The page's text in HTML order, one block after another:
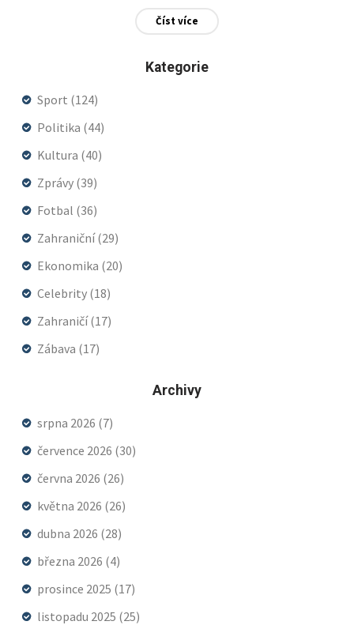
Číst více
Kategorie
Sport (124)
Politika (44)
Kultura (40)
Zprávy (39)
Fotbal (36)
Zahraniční(29)
Ekonomika (20)
Celebrity (18)
Zahraničí(17)
Zábava (17)
Archivy
srpna 2026 (7)
července 2026 (30)
června 2026 (26)
května 2026 (26)
dubna 2026 (28)
března 2026 (4)
prosince 2025 (17)
listopadu 2025 (25)